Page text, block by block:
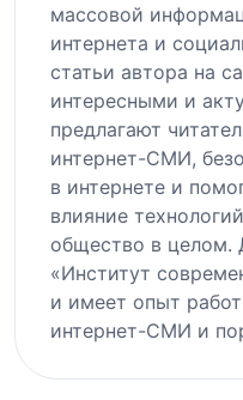
массовой
интернета и
статьи автора на
интересными и
предлагают
интернет-СМИ,
в интернете и
влияние
общество в целом.
«Институт
и имеет опыт
интернет-СМИ и